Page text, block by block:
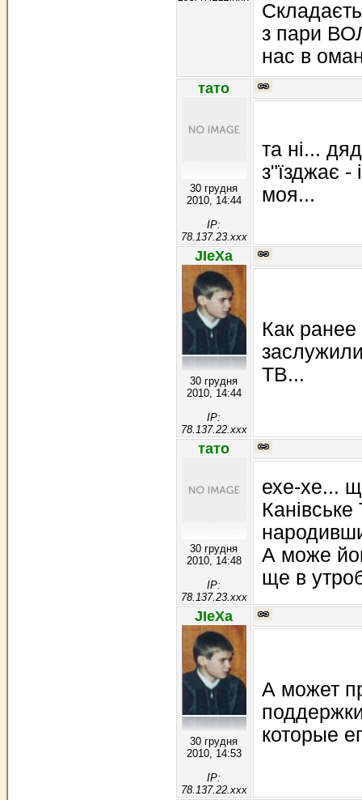
з пари
нас в
тато
30 грудня
2010, 14:44
IP:
78.137.23.xxx
та ні...
з"їзджає -
моя...
JIeXa
30 грудня
2010, 14:44
IP:
78.137.22.xxx
Как
ТВ...
тато
30 грудня
2010, 14:48
IP:
78.137.23.xxx
ехе-хе...
А може
ще в
JIeXa
30 грудня
2010, 14:53
IP:
78.137.22.xxx
А может
которые